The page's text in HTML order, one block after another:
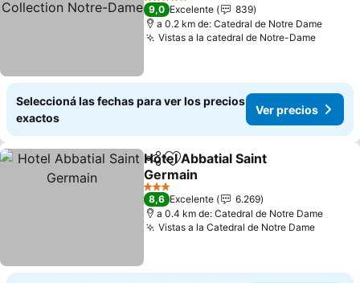
5 Estrellas
9,0 Excelente
839
a 0.2 km de: Catedral de Notre Dame
Vistas a la catedral de Notre-DameVer
Seleccioná las fechas para ver los precios
exactos
Ver precios
CompartirAñadir a favoritos
Hotel Abbatial Saint
Germain
Ver precios
3 Estrellas
8,6 Excelente
6.269
a 0.4 km de: Catedral de Notre Dame
Vistas a la Catedral de Notre DameVer